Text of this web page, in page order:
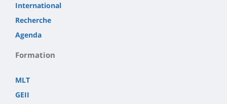
International
Recherche
Agenda
Formation
MLT
GEII